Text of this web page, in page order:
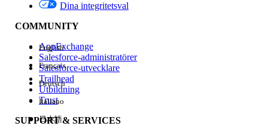
Version
Händelse
Dina integritetsval
COMMUNITY
AppExchange
Salesforce-administratörer
Salesforce-utvecklare
Trailhead
Utbildning
Trust
SUPPORT & SERVICES
English
Français
Deutsch
Italiano
日本語